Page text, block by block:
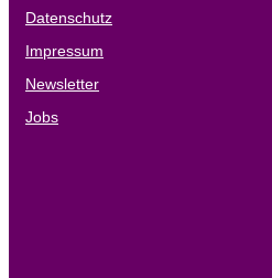
Datenschutz
Impressum
Newsletter
Jobs